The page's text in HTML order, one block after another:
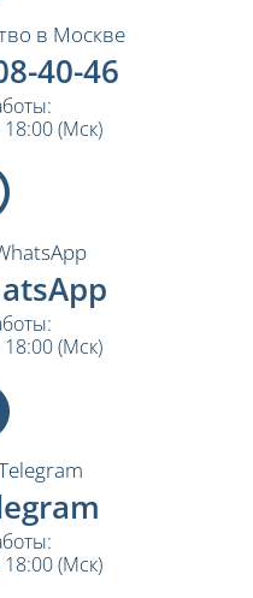
в Москве
40-46
(Мск)
(Мск)
(Мск)